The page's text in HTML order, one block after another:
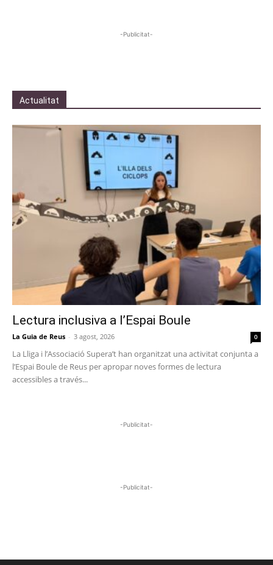
-Publicitat-
Actualitat
Lectura inclusiva a l’Espai Boule
La Guia de Reus - 3 agost, 2026 0
La Lliga i l’Associació Supera’t han organitzat una activitat conjunta a
l’Espai Boule de Reus per apropar noves formes de lectura
accessibles a través...
-Publicitat-
-Publicitat-